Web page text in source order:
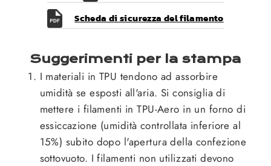
Scheda di sicurezza del filamento
Suggerimenti per la stampa
I materiali in TPU tendono ad assorbire
umidità se esposti all'aria. Si consiglia di
mettere i filamenti in TPU-Aero in un forno di
essiccazione (umidità controllata inferiore al
15%) subito dopo l'apertura della confezione
sottovuoto. I filamenti non utilizzati devono